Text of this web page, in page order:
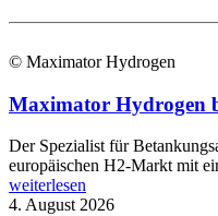
© Maximator Hydrogen
Maximator Hydrogen
Der Spezialist für
europäischen H2-Markt mit
weiterlesen
4. August 2026